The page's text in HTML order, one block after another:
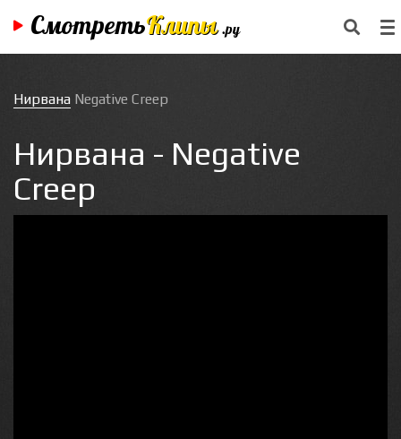
СмотретьКлипы .ру
Нирвана Negative Creep
Нирвана - Negative
Creep